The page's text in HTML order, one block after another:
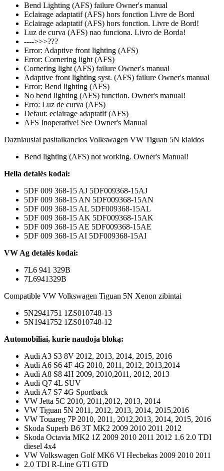
Bend Lighting (AFS) failure Owner's manual
Eclairage adaptatif (AFS) hors fonction Livre de Bord
Eclairage adaptatif (AFS) hors fonction. Livre de Bord!
Luz de curva (AFS) nao funciona. Livro de Borda!
---->>>???
Error: Adaptive front lighting (AFS)
Error: Cornering light (AFS)
Cornering light (AFS) failure Owner's manual
Adaptive front lighting syst. (AFS) failure Owner's manual
Error: Bend lighting (AFS)
No bend lighting (AFS) function. Owner's manual!
Erro: Luz de curva (AFS)
Defaut: eclairage adaptatif (AFS)
AFS Inoperative! See Owner's Manual
Dazniausiai pasitaikancios Volkswagen VW Tiguan 5N klaidos
Bend lighting (AFS) not working. Owner's Manual!
Hella detalės kodai:
5DF 009 368-15 AJ 5DF009368-15AJ
5DF 009 368-15 AN 5DF009368-15AN
5DF 009 368-15 AL 5DF009368-15AL
5DF 009 368-15 AK 5DF009368-15AK
5DF 009 368-15 AE 5DF009368-15AE
5DF 009 368-15 AI 5DF009368-15AI
VW Ag detalės kodai:
7L6 941 329B
7L6941329B
Compatible VW Volkswagen Tiguan 5N Xenon zibintai
5N2941751 1ZS010748-13
5N1941752 1ZS010748-12
Automobiliai, kurie naudoja bloką:
Audi A3 S3 8V 2012, 2013, 2014, 2015, 2016
Audi A6 S6 4F 4G 2010, 2011, 2012, 2013,2014
Audi A8 S8 4H 2009, 2010,2011, 2012, 2013
Audi Q7 4L SUV
Audi A7 S7 4G Sportback
VW Jetta 5C 2010, 2011,2012, 2013, 2014
VW Tiguan 5N 2011, 2012, 2013, 2014, 2015,2016
VW Touareg 7P 2010, 2011, 2012,2013, 2014, 2015, 2016
Skoda Superb B6 3T MK2 2009 2010 2011 2012
Skoda Octavia MK2 1Z 2009 2010 2011 2012 1.6 2.0 TDI
diesel 4x4
VW Volkswagen Golf MK6 VI Hecbekas 2009 2010 2011
2.0 TDI R-Line GTI GTD